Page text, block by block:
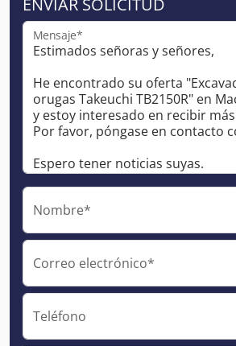
Mensaje*
Nombre*
Correo electrónico*
Teléfono